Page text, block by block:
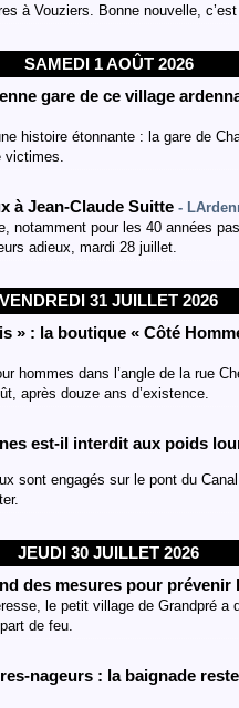
à Vouziers. Bonne nouvelle,
SAMEDI 1 AOÛT 2026
gare de ce village
histoire étonnante : la gare de
victimes.
à Jean-Claude Suitte -
notamment pour les 40 années
adieux, mardi 28 juillet.
VENDREDI 31 JUILLET 2026
» : la boutique « Côté
hommes dans l’angle de la rue
après douze ans d’existence.
est-il interdit aux poids
sont engagés sur le pont du
JEUDI 30 JUILLET 2026
des mesures pour prévenir
le petit village de Grandpré a
de feu.
nageurs : la baignade